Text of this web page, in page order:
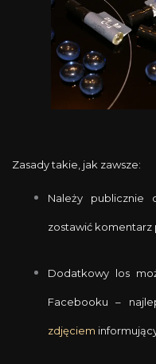
Zasady takie, jak zawsze:
Należy publicznie
zostawić komentarz
Dodatkowy los
Facebooku –
zdjęciem